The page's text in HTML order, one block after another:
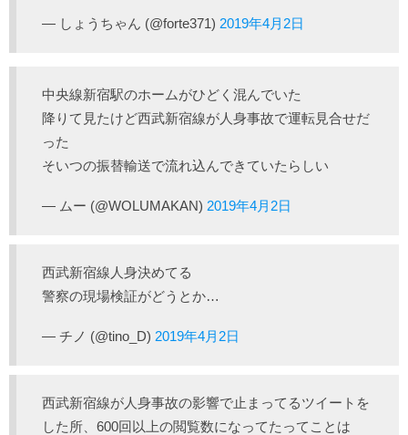
— しょうちゃん (@forte371) 2019年4月2日
中央線新宿駅のホームがひどく混んでいた
降りて見たけど西武新宿線が人身事故で運転見合せだ
った
そいつの振替輸送で流れ込んできていたらしい
— ムー (@WOLUMAKAN) 2019年4月2日
西武新宿線人身決めてる
警察の現場検証がどうとか…
— チノ (@tino_D) 2019年4月2日
西武新宿線が人身事故の影響で止まってるツイートを
した所、600回以上の閲覧数になってたってことは